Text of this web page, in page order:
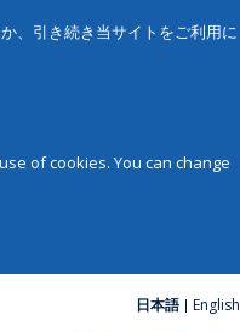
、引き続き当サイトをご利用に
of cookies. You can change
日本語 English